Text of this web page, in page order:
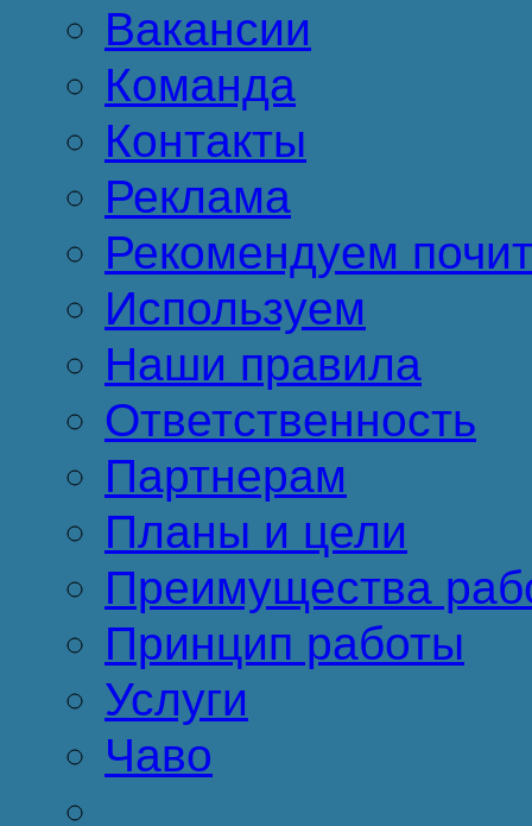
Вакансии
Команда
Контакты
Реклама
Рекомендуем
Используем
Наши правила
Ответственность
Партнерам
Планы и цели
Преимущества
Принцип работы
Услуги
Чаво